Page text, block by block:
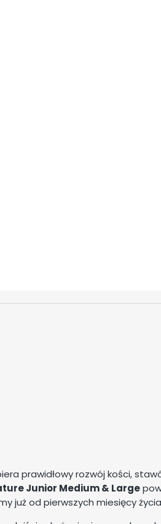
prawidłowy rozwój kości,
Junior Medium & Large
już od pierwszych miesięcy